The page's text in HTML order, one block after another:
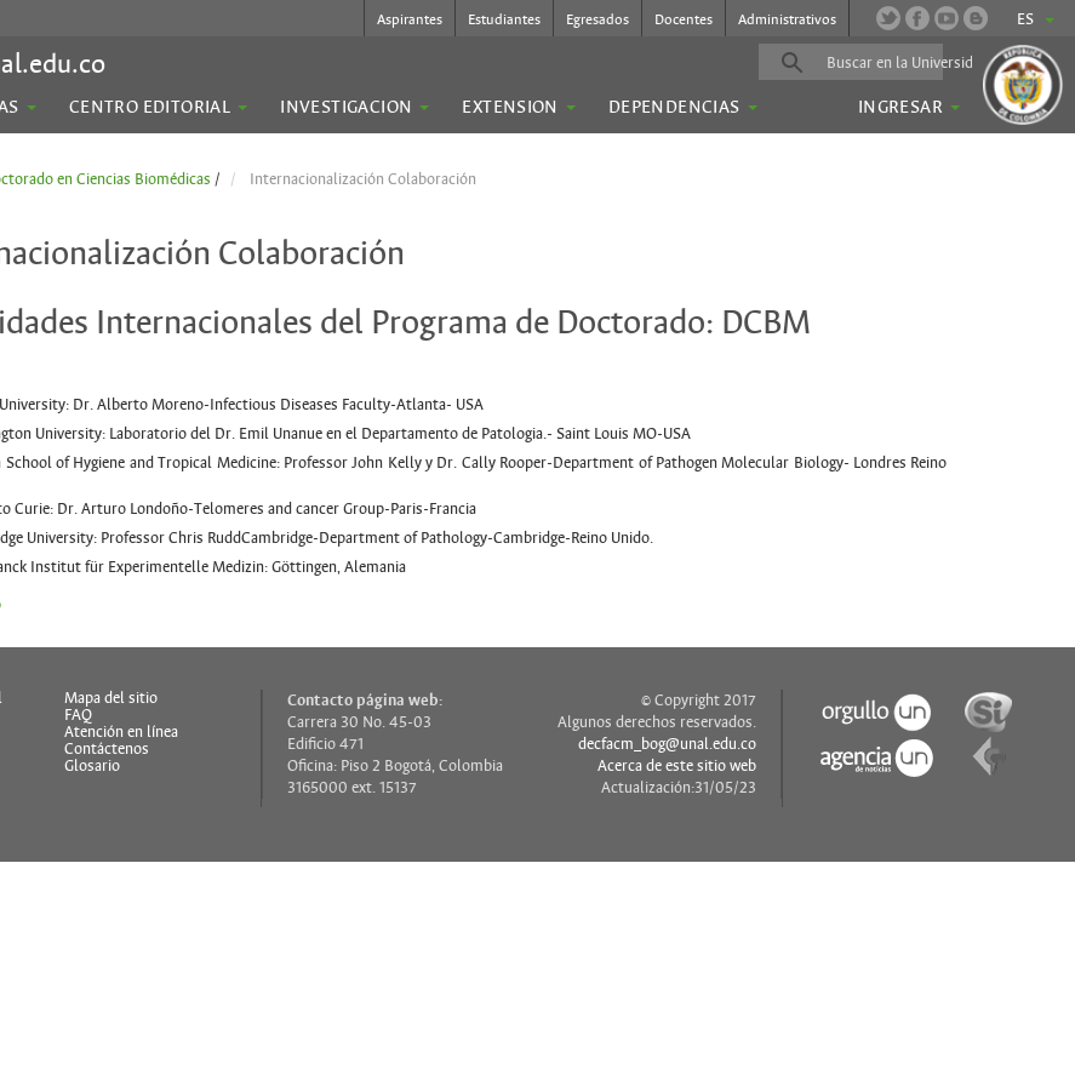
ES
Aspirantes Estudiantes Egresados Docentes Administrativos
CENTRO EDITORIAL INVESTIGACION EXTENSION DEPENDENCIAS
INGRESAR
en Ciencias Biomédicas / Internacionalización Colaboración
Colaboración
Internacionales del Programa de Doctorado: DCBM
Dr. Alberto Moreno-Infectious Diseases Faculty-Atlanta- USA
University: Laboratorio del Dr. Emil Unanue en el Departamento de Patologia.- Saint Louis MO-USA
School of Hygiene and Tropical Medicine: Professor John Kelly y Dr. Cally Rooper-Department of Pathogen Molecular Biology- Londres Reino
Curie: Dr. Arturo Londoño-Telomeres and cancer Group-Paris-Francia
University: Professor Chris RuddCambridge-Department of Pathology-Cambridge-Reino Unido.
Institut für Experimentelle Medizin: Göttingen, Alemania
Mapa del sitio
FAQ
Atención en línea
Contáctenos
Glosario
Contacto página web:
Carrera 30 No. 45-03
Edificio 471
Oficina: Piso 2 Bogotá, Colombia
3165000 ext. 15137
© Copyright 2017
Algunos derechos reservados.
decfacm_bog@unal.edu.co
Acerca de este sitio web
Actualización:31/05/23